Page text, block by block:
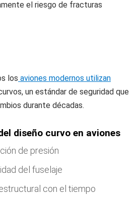
el riesgo de fracturas
los aviones modernos utilizan
un estándar de seguridad que
durante décadas.
diseño curvo en aviones
de presión
del fuselaje
con el tiempo